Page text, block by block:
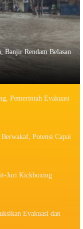
Banjir Rendam Belasan
Pemerintah Evakuasi
Potensi Capai
Juri Kickboxing
Evakuasi dan